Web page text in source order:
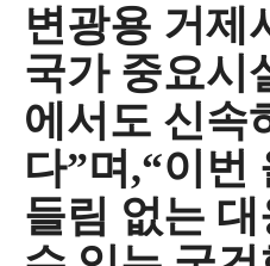
변광용 거제
국가 중요시
에서도 신속
다”며 ,“이번
들림 없는